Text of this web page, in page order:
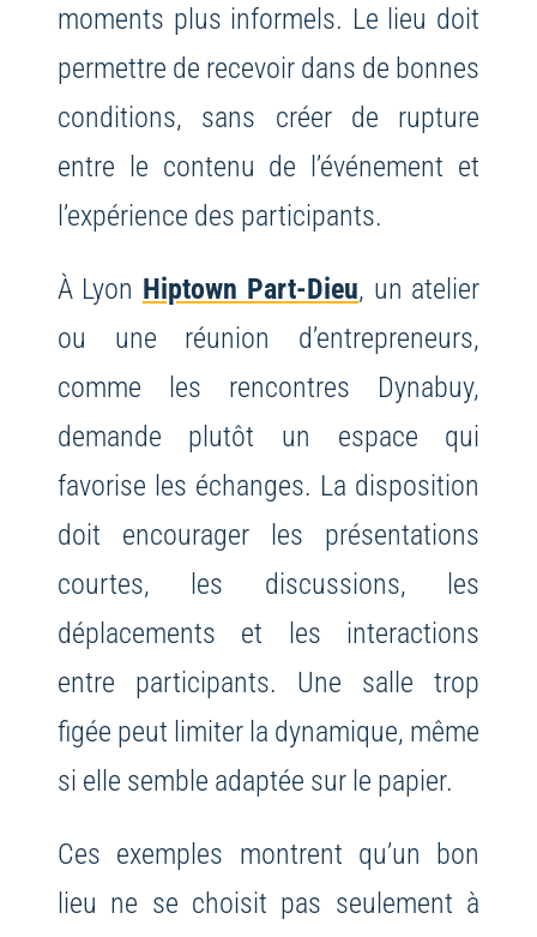
moments plus informels. Le lieu doit
permettre de recevoir dans de bonnes
conditions, sans créer de rupture
entre le contenu de l’événement et
l’expérience des participants.
À Lyon Hiptown Part-Dieu, un atelier
ou une réunion d’entrepreneurs,
comme les rencontres Dynabuy,
demande plutôt un espace qui
favorise les échanges. La disposition
doit encourager les présentations
courtes, les discussions, les
déplacements et les interactions
entre participants. Une salle trop
figée peut limiter la dynamique, même
si elle semble adaptée sur le papier.
Ces exemples montrent qu’un bon
lieu ne se choisit pas seulement à